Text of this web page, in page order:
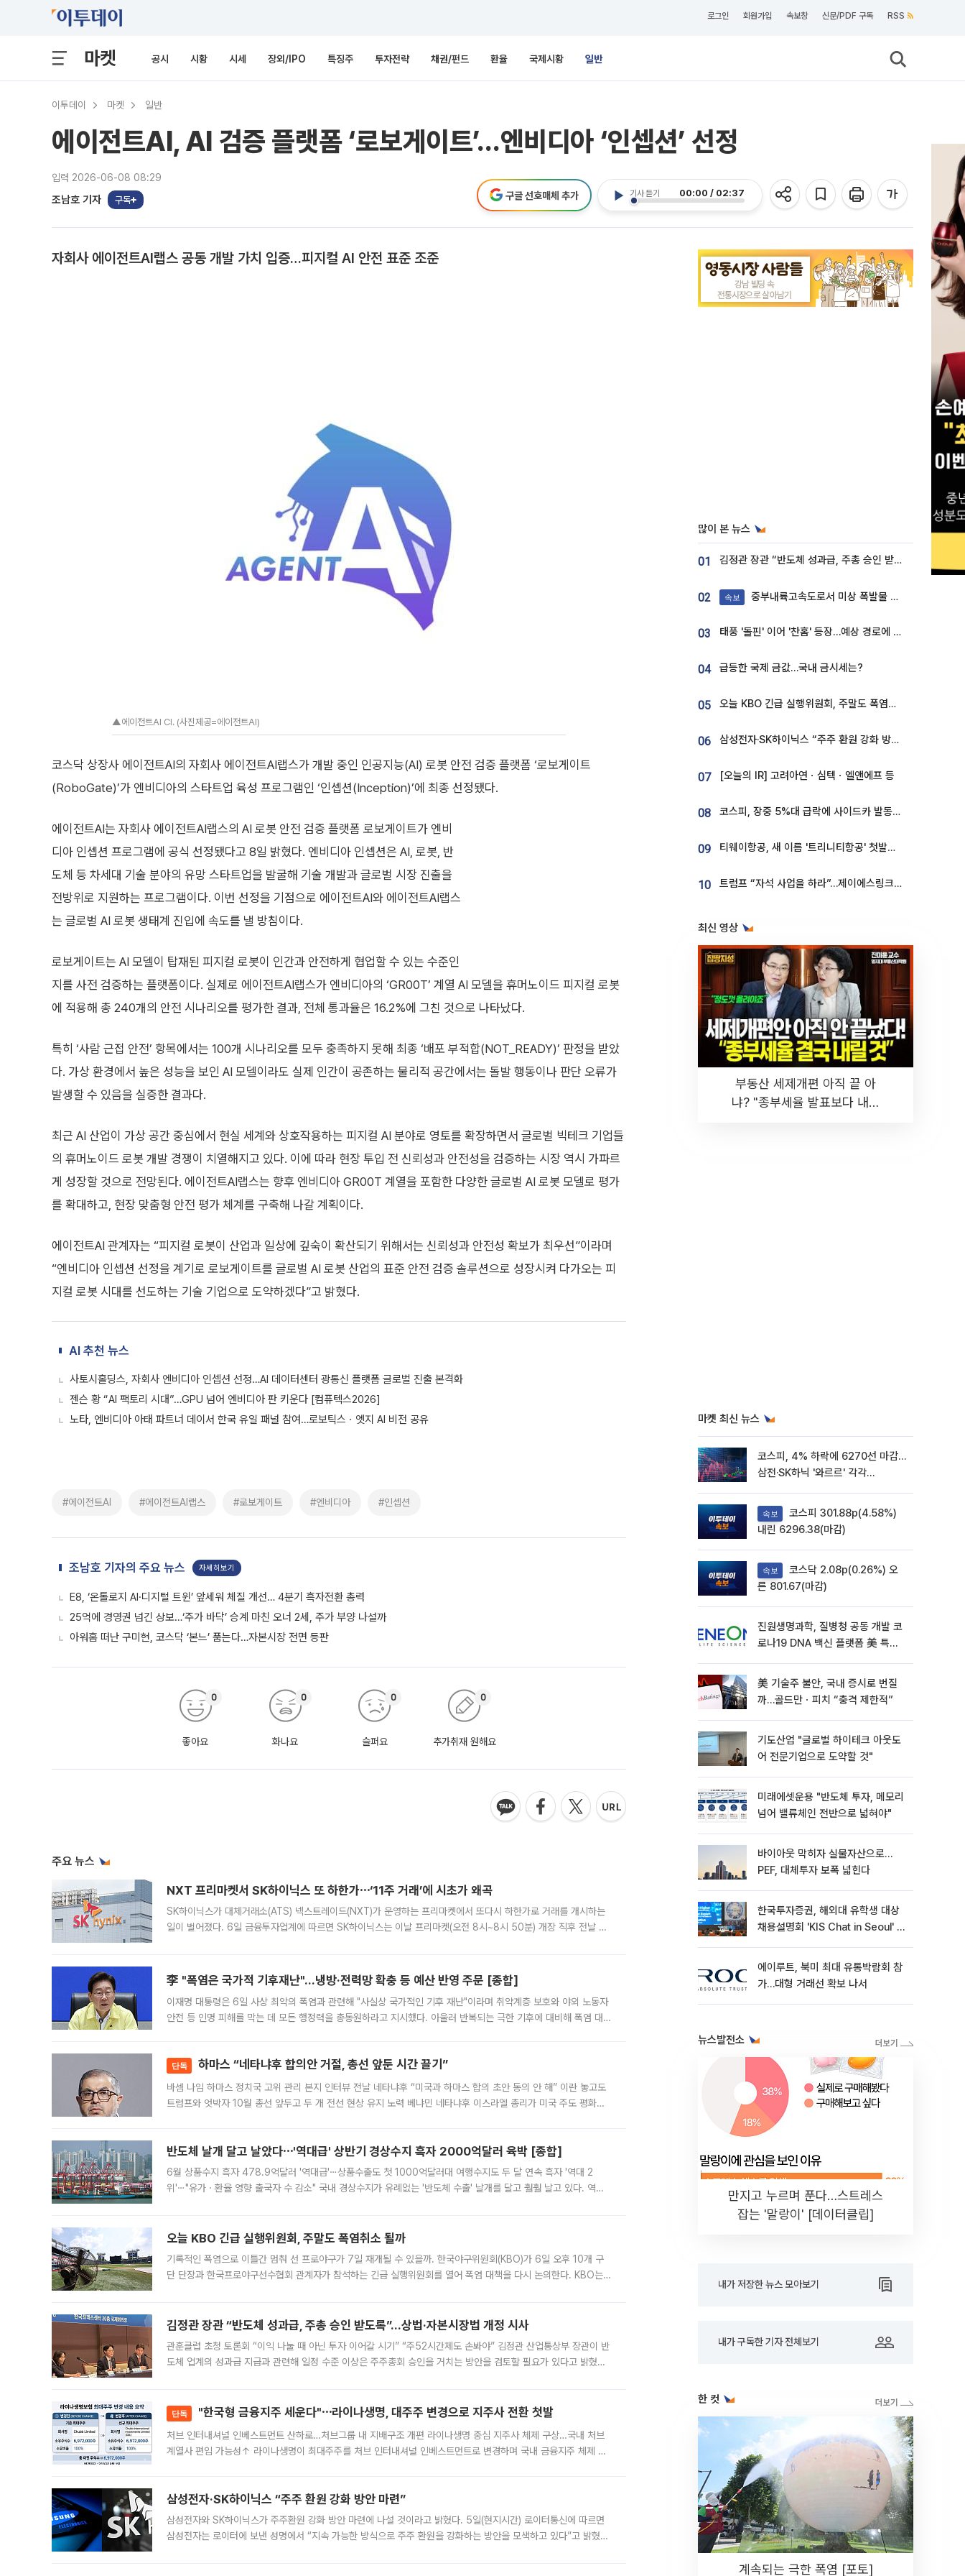
로그인 회원가입 속보창 신문/PDF 구독 RSS
마켓 공시 시황 시세 장외/IPO 특징주 투자전략 채권/펀드 환율 국제시황 일반
이투데이 마켓 일반
에이전트AI, AI 검증 플랫폼 ‘로보게이트’…엔비디아 ‘인셉션’ 선정
입력 2026-06-08 08:29
조남호 기자 구독
기사 듣기 00:00 / 02:37
구글 선호매체 추가
자회사 에이전트AI랩스 공동 개발 가치 입증…피지컬 AI 안전 표준 조준
▲에이전트AI CI. (사진제공=에이전트AI)
코스닥 상장사 에이전트AI의 자회사 에이전트AI랩스가 개발 중인 인공지능(AI) 로봇 안전 검증 플랫폼 ‘로보게이트
(RoboGate)’가 엔비디아의 스타트업 육성 프로그램인 ‘인셉션(Inception)’에 최종 선정됐다.
에이전트AI는 자회사 에이전트AI랩스의 AI 로봇 안전 검증 플랫폼 로보게이트가 엔비
디아 인셉션 프로그램에 공식 선정됐다고 8일 밝혔다. 엔비디아 인셉션은 AI, 로봇, 반
도체 등 차세대 기술 분야의 유망 스타트업을 발굴해 기술 개발과 글로벌 시장 진출을
전방위로 지원하는 프로그램이다. 이번 선정을 기점으로 에이전트AI와 에이전트AI랩스
는 글로벌 AI 로봇 생태계 진입에 속도를 낼 방침이다.
로보게이트는 AI 모델이 탑재된 피지컬 로봇이 인간과 안전하게 협업할 수 있는 수준인
지를 사전 검증하는 플랫폼이다. 실제로 에이전트AI랩스가 엔비디아의 ‘GR00T’ 계열 AI 모델을 휴머노이드 피지컬 로봇
에 적용해 총 240개의 안전 시나리오를 평가한 결과, 전체 통과율은 16.2%에 그친 것으로 나타났다.
특히 ‘사람 근접 안전’ 항목에서는 100개 시나리오를 모두 충족하지 못해 최종 ‘배포 부적합(NOT_READY)’ 판정을 받았
다. 가상 환경에서 높은 성능을 보인 AI 모델이라도 실제 인간이 공존하는 물리적 공간에서는 돌발 행동이나 판단 오류가
발생할 수 있음을 실증한 결과다.
최근 AI 산업이 가상 공간 중심에서 현실 세계와 상호작용하는 피지컬 AI 분야로 영토를 확장하면서 글로벌 빅테크 기업들
의 휴머노이드 로봇 개발 경쟁이 치열해지고 있다. 이에 따라 현장 투입 전 신뢰성과 안전성을 검증하는 시장 역시 가파르
게 성장할 것으로 전망된다. 에이전트AI랩스는 향후 엔비디아 GR00T 계열을 포함한 다양한 글로벌 AI 로봇 모델로 평가
를 확대하고, 현장 맞춤형 안전 평가 체계를 구축해 나갈 계획이다.
에이전트AI 관계자는 “피지컬 로봇이 산업과 일상에 깊숙이 확산되기 위해서는 신뢰성과 안전성 확보가 최우선”이라며
“엔비디아 인셉션 선정을 계기로 로보게이트를 글로벌 AI 로봇 산업의 표준 안전 검증 솔루션으로 성장시켜 다가오는 피
지컬 로봇 시대를 선도하는 기술 기업으로 도약하겠다”고 밝혔다.
AI 추천 뉴스
사토시홀딩스, 자회사 엔비디아 인셉션 선정…AI 데이터센터 광통신 플랫폼 글로벌 진출 본격화
젠슨 황 “AI 팩토리 시대”…GPU 넘어 엔비디아 판 키운다 [컴퓨텍스2026]
노타, 엔비디아 아태 파트너 데이서 한국 유일 패널 참여…로보틱스ㆍ엣지 AI 비전 공유
#에이전트AI #에이전트AI랩스 #로보게이트 #엔비디아 #인셉션
조남호 기자의 주요 뉴스 자세히보기
E8, ‘온톨로지 AI·디지털 트윈’ 앞세워 체질 개선… 4분기 흑자전환 총력
25억에 경영권 넘긴 상보…‘주가 바닥’ 승계 마친 오너 2세, 주가 부양 나설까
아워홈 떠난 구미현, 코스닥 ‘본느’ 품는다…자본시장 전면 등판
좋아요
0
화나요
0
슬퍼요
0
추가취재 원해요
0
주요 뉴스
NXT 프리마켓서 SK하이닉스 또 하한가⋯‘11주 거래’에 시초가 왜곡
SK하이닉스가 대체거래소(ATS) 넥스트레이드(NXT)가 운영하는 프리마켓에서 또다시 하한가로 거래를 개시하는
일이 벌어졌다. 6일 금융투자업계에 따르면 SK하이닉스는 이날 프리마켓(오전 8시~8시 50분) 개장 직후 전날 정
李 "폭염은 국가적 기후재난"…냉방·전력망 확충 등 예산 반영 주문 [종합]
이재명 대통령은 6일 사상 최악의 폭염과 관련해 "사실상 국가적인 기후 재난"이라며 취약계층 보호와 야외 노동자
안전 등 인명 피해를 막는 데 모든 행정력을 총동원하라고 지시했다. 아울러 반복되는 극한 기후에 대비해 폭염 대응
단독 하마스 “네타냐후 합의안 거절, 총선 앞둔 시간 끌기”
바셈 나임 하마스 정치국 고위 관리 본지 인터뷰 전날 네타냐후 “미국과 하마스 합의 초안 동의 안 해” 이란 놓고도
트럼프와 엇박자 10월 총선 앞두고 두 개 전선 현상 유지 노력 베냐민 네타냐후 이스라엘 총리가 미국 주도 평화위
반도체 날개 달고 날았다⋯'역대급' 상반기 경상수지 흑자 2000억달러 육박 [종합]
6월 상품수지 흑자 478.9억달러 '역대급'⋯상품수출도 첫 1000억달러대 여행수지도 두 달 연속 흑자 '역대 2
위'⋯"유가ㆍ환율 영향 출국자 수 감소" 국내 경상수지가 유례없는 '반도체 수출' 날개를 달고 훨훨 날고 있다. 역대
오늘 KBO 긴급 실행위원회, 주말도 폭염취소 될까
기록적인 폭염으로 이틀간 멈춰 선 프로야구가 7일 재개될 수 있을까. 한국야구위원회(KBO)가 6일 오후 10개 구
단 단장과 한국프로야구선수협회 관계자가 참석하는 긴급 실행위원회를 열어 폭염 대책을 다시 논의한다. KBO는
김정관 장관 “반도체 성과급, 주총 승인 받도록”…상법·자본시장법 개정 시사
관훈클럽 초청 토론회 “이익 나눌 때 아닌 투자 이어갈 시기” “주52시간제도 손봐야” 김정관 산업통상부 장관이 반
도체 업계의 성과급 지급과 관련해 일정 수준 이상은 주주총회 승인을 거치는 방안을 검토할 필요가 있다고 밝혔다.
단독 "한국형 금융지주 세운다"⋯라이나생명, 대주주 변경으로 지주사 전환 첫발
처브 인터내셔널 인베스트먼트 산하로…처브그룹 내 지배구조 개편 라이나생명 중심 지주사 체제 구상…국내 처브
계열사 편입 가능성↑ 라이나생명이 최대주주를 처브 인터내셔널 인베스트먼트로 변경하며 국내 금융지주 체제 구
삼성전자·SK하이닉스 “주주 환원 강화 방안 마련”
삼성전자와 SK하이닉스가 주주환원 강화 방안 마련에 나설 것이라고 밝혔다. 5일(현지시간) 로이터통신에 따르면
삼성전자는 로이터에 보낸 성명에서 “지속 가능한 방식으로 주주 환원을 강화하는 방안을 모색하고 있다”고 밝혔다.
많이 본 뉴스
01 김정관 장관 “반도체 성과급, 주총 승인 받도록”…상법·자본시장법 개정 시사
02 속보 중부내륙고속도로서 미상 폭발물 발견
03 태풍 '돌핀' 이어 '찬홈' 등장…예상 경로에 한국 '한숨'
04 급등한 국제 금값…국내 금시세는?
05 오늘 KBO 긴급 실행위원회, 주말도 폭염취소 될까
06 삼성전자·SK하이닉스 “주주 환원 강화 방안 마련”
07 [오늘의 IR] 고려아연ㆍ심텍ㆍ엘앤에프 등
08 코스피, 장중 5%대 급락에 사이드카 발동…삼성·SK 동반 폭락
09 티웨이항공, 새 이름 '트리니티항공' 첫발…SSC 전략 본격화
10 트럼프 “자석 사업을 하라”…제이에스링크, 비중국 영구자석 공급망 구축 속도
최신 영상
부동산 세제개편 아직 끝 아
냐? "종부세율 발표보다 내릴
마켓 최신 뉴스
코스피, 4% 하락에 6270선 마감…
삼전·SK하닉 '와르르' 각각
속보
내린 6296.38(마감)
속보
른 801.67(마감)
진원생명과학, 질병청 공동 개발 코
로나19 DNA 백신 플랫폼 美 특허
美 기술주 불안, 국내 증시로 번질
까…골드만ㆍ피치 “충격 제한적”
기도산업 "글로벌 하이테크 아웃도
어 전문기업으로 도약할 것"
미래에셋운용 "반도체 투자, 메모리
넘어 밸류체인 전반으로 넓혀야"
바이아웃 막히자 실물자산으로…
PEF, 대체투자 보폭 넓힌다
한국투자증권, 해외대 유학생 대상
채용설명회 'KIS Chat in Seoul' 개
에이루트, 북미 최대 유통박람회 참
가…대형 거래선 확보 나서
뉴스발전소
만지고 누르며 푼다…스트레스
잡는 '말랑이' [데이터클립]
내가 저장한 뉴스 모아보기
내가 구독한 기자 전체보기
한 컷
계속되는 극한 폭염 [포토]